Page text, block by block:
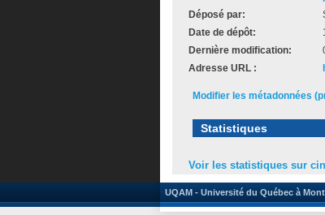
Déposé par:
Date de dépôt:
Dernière modification:
Adresse URL :
Modifier les métadonnées
Statistiques
Voir les statistiques sur
UQAM - Université du Québec à